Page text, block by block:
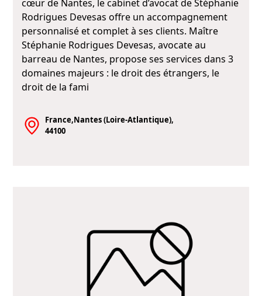
cœur de Nantes, le cabinet d’avocat de Stéphanie
Rodrigues Devesas offre un accompagnement
personnalisé et complet à ses clients. Maître
Stéphanie Rodrigues Devesas, avocate au
barreau de Nantes, propose ses services dans 3
domaines majeurs : le droit des étrangers, le
droit de la fami
France,Nantes (Loire-Atlantique),
44100